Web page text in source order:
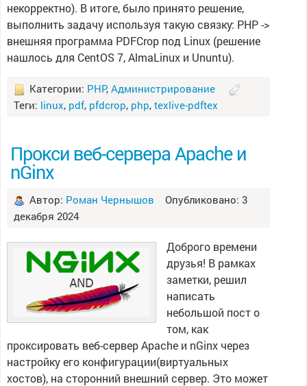
некорректно). В итоге, было принято решение,
выполнить задачу используя такую связку: PHP ->
внешняя программа PDFCrop под Linux (решение
нашлось для CentOS 7, AlmaLinux и Ununtu).
Категории: PHP, Администрирование
Теги: linux, pdf, pfdcrop, php, texlive-pdftex
Прокси веб-сервера Apache и
nGinx
Автор: Роман Чернышов Опубликовано: 3
декабря 2024
Доброго времени
друзья! В рамках
заметки, решил
написать
небольшой пост о
том, как
проксировать веб-сервер Apache и nGinx через
настройку его конфигурации(виртуальных
хостов), на сторонний внешний сервер. Это может